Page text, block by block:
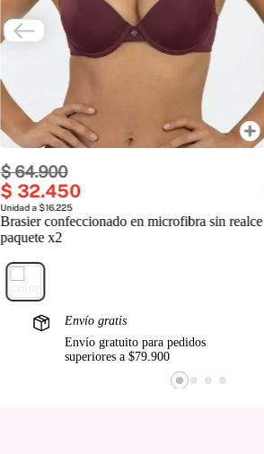
$64.900
$ 32.450
Unidad a $16.225
Brasier confeccionado en microfibra sin realce
paquete x2
Envío gratis
Envío gratuito para pedidos
superiores a $79.900